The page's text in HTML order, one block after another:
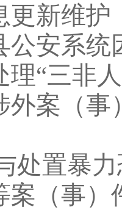
更新维
公安系
理“三非
外案（
处置暴
案（事